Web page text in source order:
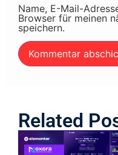
Name, E-Mail-
Browser für meinen
speichern.
Related